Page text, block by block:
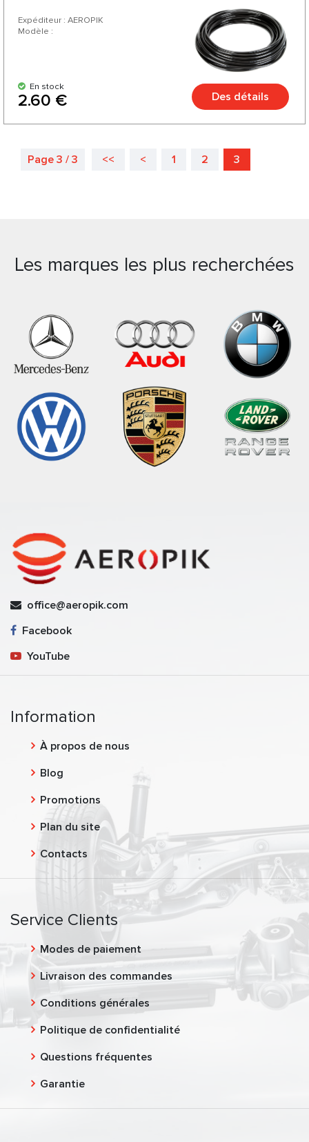
Expéditeur : AEROPIK
Modèle :
En stock
2.60 € Des détails
Page 3 / 3 << < 1 2 3
Les marques les plus recherchées
office@aeropik.com
Facebook
YouTube
Information
À propos de nous
Blog
Promotions
Plan du site
Contacts
Service Clients
Modes de paiement
Livraison des commandes
Conditions générales
Politique de confidentialité
Questions fréquentes
Garantie